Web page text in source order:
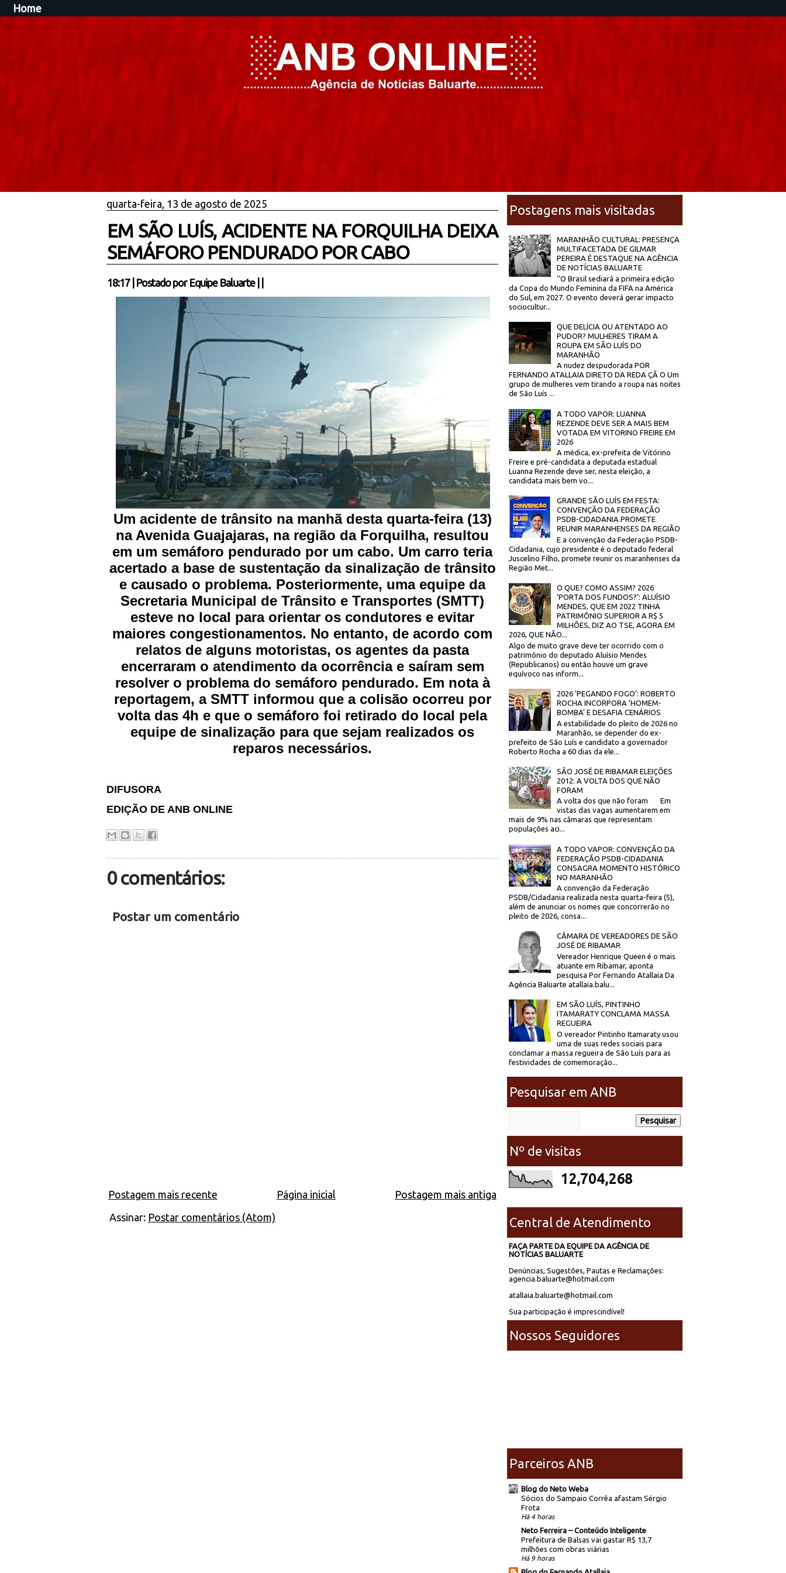
Home
quarta-feira, 13 de agosto de 2025
EM SÃO LUÍS, ACIDENTE NA FORQUILHA DEIXA
SEMÁFORO PENDURADO POR CABO
18:17| Postado por Equipe Baluarte
Um acidente de trânsito na manhã desta quarta-feira (13)
na Avenida Guajajaras, na região da Forquilha, resultou
em um semáforo pendurado por um cabo. Um carro teria
acertado a base de sustentação da sinalização de trânsito
e causado o problema. Posteriormente, uma equipe da
Secretaria Municipal de Trânsito e Transportes (SMTT)
esteve no local para orientar os condutores e evitar
maiores congestionamentos. No entanto, de acordo com
relatos de alguns motoristas, os agentes da pasta
encerraram o atendimento da ocorrência e saíram sem
resolver o problema do semáforo pendurado. Em nota à
reportagem, a SMTT informou que a colisão ocorreu por
volta das 4h e que o semáforo foi retirado do local pela
equipe de sinalização para que sejam realizados os
reparos necessários.
DIFUSORA
EDIÇÃO DE ANB ONLINE
0 comentários:
Postar um comentário
Postagem mais recente Postagem mais antiga
Página inicial
Assinar: Postar comentários (Atom)
Postagens mais visitadas
MARANHÃO CULTURAL: PRESENÇA
MULTIFACETADA DE GILMAR
PEREIRA É DESTAQUE NA AGÊNCIA
DE NOTÍCIAS BALUARTE
‘’O Brasil sediará a primeira edição
da Copa do Mundo Feminina da FIFA na América
do Sul, em 2027. O evento deverá gerar impacto
sociocultur...
QUE DELÍCIA OU ATENTADO AO
PUDOR? MULHERES TIRAM A
ROUPA EM SÃO LUÍS DO
MARANHÃO
A nudez despudorada POR
FERNANDO ATALLAIA DIRETO DA REDA ÇÃ O Um
grupo de mulheres vem tirando a roupa nas noites
de São Luís ...
A TODO VAPOR: LUANNA
REZENDE DEVE SER A MAIS BEM
VOTADA EM VITORINO FREIRE EM
2026
A médica, ex-prefeita de Vitórino
Freire e pré-candidata a deputada estadual
Luanna Rezende deve ser, nesta eleição, a
candidata mais bem vo...
GRANDE SÃO LUÍS EM FESTA:
CONVENÇÃO DA FEDERAÇÃO
PSDB-CIDADANIA PROMETE
REUNIR MARANHENSES DA REGIÃO
E a convenção da Federação PSDB-
Cidadania, cujo presidente é o deputado federal
Juscelino Filho, promete reunir os maranhenses da
Região Met...
O QUE? COMO ASSIM? 2026
‘PORTA DOS FUNDOS?’: ALUÍSIO
MENDES, QUE EM 2022 TINHA
PATRIMÔNIO SUPERIOR A R$ 5
MILHÕES, DIZ AO TSE, AGORA EM
2026, QUE NÃO...
Algo de muito grave deve ter ocorrido com o
patrimônio do deputado Aluísio Mendes
(Republicanos) ou então houve um grave
equívoco nas inform...
2026 ‘PEGANDO FOGO’: ROBERTO
ROCHA INCORPORA ‘HOMEM-
BOMBA’ E DESAFIA CENÁRIOS
A estabilidade do pleito de 2026 no
Maranhão, se depender do ex-
prefeito de São Luís e candidato a governador
Roberto Rocha a 60 dias da ele...
SÃO JOSÉ DE RIBAMAR ELEIÇÕES
2012: A VOLTA DOS QUE NÃO
FORAM
A volta dos que não foram Em
vistas das vagas aumentarem em
mais de 9% nas câmaras que representam
populações aci...
A TODO VAPOR: CONVENÇÃO DA
FEDERAÇÃO PSDB-CIDADANIA
CONSAGRA MOMENTO HISTÓRICO
NO MARANHÃO
A convenção da Federação
PSDB/Cidadania realizada nesta quarta-feira (5),
além de anunciar os nomes que concorrerão no
pleito de 2026, consa...
CÂMARA DE VEREADORES DE SÃO
JOSÉ DE RIBAMAR
Vereador Henrique Queen é o mais
atuante em Ribamar, aponta
pesquisa Por Fernando Atallaia Da
Agência Baluarte atallaia.balu...
EM SÃO LUÍS, PINTINHO
ITAMARATY CONCLAMA MASSA
REGUEIRA
O vereador Pintinho Itamaraty usou
uma de suas redes sociais para
conclamar a massa regueira de São Luís para as
festividades de comemoração...
Pesquisar em ANB
Nº de visitas
12,704,268
Central de Atendimento
FAÇA PARTE DA EQUIPE DA AGÊNCIA DE
NOTÍCIAS BALUARTE
Denúncias, Sugestões, Pautas e Reclamações:
agencia.baluarte@hotmail.com
atallaia.baluarte@hotmail.com
Sua participação é imprescindível!
Nossos Seguidores
Parceiros ANB
Blog do Neto Weba
Sócios do Sampaio Corrêa afastam Sérgio
Frota
Há 4 horas
Neto Ferreira – Conteúdo Inteligente
Prefeitura de Balsas vai gastar R$ 13,7
milhões com obras viárias
Há 9 horas